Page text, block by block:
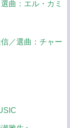
曲：エル・カミ
／選曲：チャー